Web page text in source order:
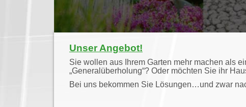
Unser Angebot!
Sie wollen aus Ihrem Garten mehr machen als
„Generalüberholung“? Oder möchten Sie ihr
Bei uns bekommen Sie Lösungen…und zwar